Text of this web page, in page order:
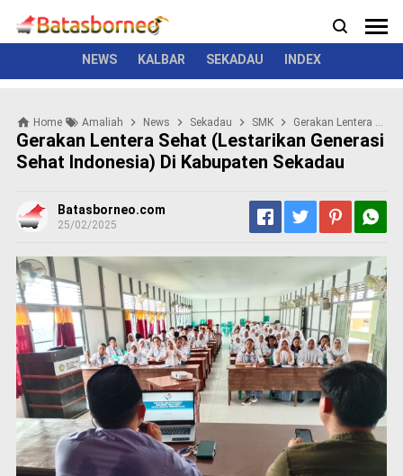
N
e
s
o
l
i
k
r
i
m
i
n
l
P
e
m
e
NEWS KALBAR SEKADAU INDEX
News Kriminal Seremonial
Home Amaliah News Sekadau SMK Gerakan Lentera Sehat (Lestarikan Generasi Sehat Indonesia) Di Kabupaten Sekadau
Gerakan Lentera Sehat (Lestarikan Generasi
Sehat Indonesia) Di Kabupaten Sekadau
Batasborneo.com
25/02/2025